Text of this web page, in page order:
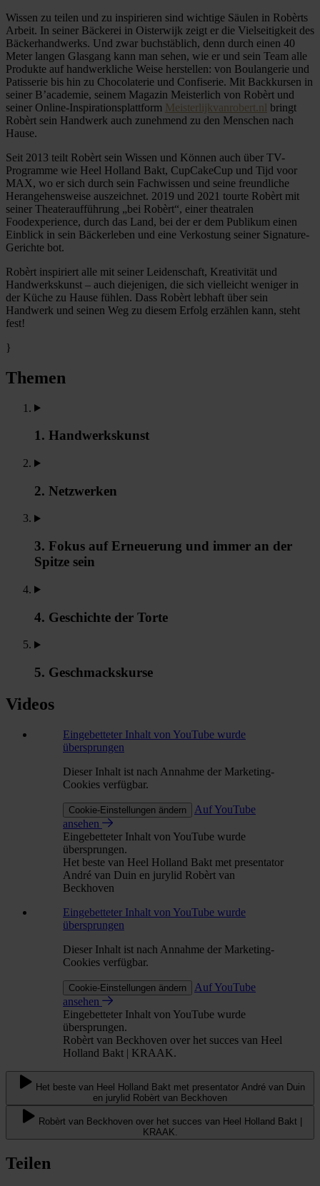
Wissen zu teilen und zu inspirieren sind wichtige Säulen in Robèrts
Arbeit. In seiner Bäckerei in Oisterwijk zeigt er die Vielseitigkeit des
Bäckerhandwerks. Und zwar buchstäblich, denn durch einen 40
Meter langen Glasgang kann man sehen, wie er und sein Team alle
Produkte auf handwerkliche Weise herstellen: von Boulangerie und
Patisserie bis hin zu Chocolaterie und Confiserie. Mit Backkursen in
seiner B’academie, seinem Magazin Meisterlich von Robèrt und
seiner Online-Inspirationsplattform Meisterlijkvanrobert.nl bringt
Robèrt sein Handwerk auch zunehmend zu den Menschen nach
Hause.
Seit 2013 teilt Robèrt sein Wissen und Können auch über TV-
Programme wie Heel Holland Bakt, CupCakeCup und Tijd voor
MAX, wo er sich durch sein Fachwissen und seine freundliche
Herangehensweise auszeichnet. 2019 und 2021 tourte Robèrt mit
seiner Theateraufführung „bei Robèrt“, einer theatralen
Foodexperience, durch das Land, bei der er dem Publikum einen
Einblick in sein Bäckerleben und eine Verkostung seiner Signature-
Gerichte bot.
Robèrt inspiriert alle mit seiner Leidenschaft, Kreativität und
Handwerkskunst – auch diejenigen, die sich vielleicht weniger in
der Küche zu Hause fühlen. Dass Robèrt lebhaft über sein
Handwerk und seinen Weg zu diesem Erfolg erzählen kann, steht
fest!
}
Themen
1. Handwerkskunst
2. Netzwerken
3. Fokus auf Erneuerung und immer an der
Spitze sein
4. Geschichte der Torte
5. Geschmackskurse
Videos
Eingebetteter Inhalt von YouTube wurde
übersprungen
Dieser Inhalt ist nach Annahme der Marketing-
Cookies verfügbar.
Cookie-Einstellungen ändern
Auf YouTube
ansehen
Eingebetteter Inhalt von YouTube wurde
übersprungen.
Het beste van Heel Holland Bakt met presentator
André van Duin en jurylid Robèrt van
Beckhoven
Eingebetteter Inhalt von YouTube wurde
übersprungen
Dieser Inhalt ist nach Annahme der Marketing-
Cookies verfügbar.
Cookie-Einstellungen ändern
Auf YouTube
ansehen
Eingebetteter Inhalt von YouTube wurde
übersprungen.
Robèrt van Beckhoven over het succes van Heel
Holland Bakt | KRAAK.
Het beste van Heel Holland Bakt met presentator André van Duin
en jurylid Robèrt van Beckhoven
Robèrt van Beckhoven over het succes van Heel Holland Bakt |
KRAAK.
Teilen